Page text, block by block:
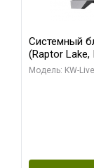
Системный
(Raptor
модуля)/
Модель: KW-